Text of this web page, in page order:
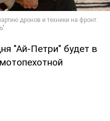
"Ай-Петри" будет в